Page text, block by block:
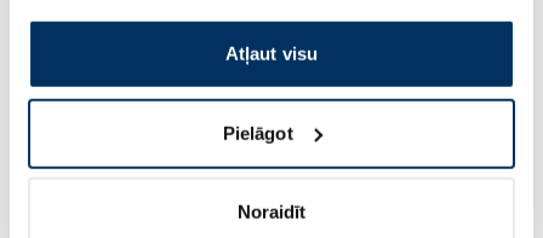
izmantošanai, lūdzu, atzīmējiet savu izvēli:
Atļaut visu
Pielāgot
Noraidīt